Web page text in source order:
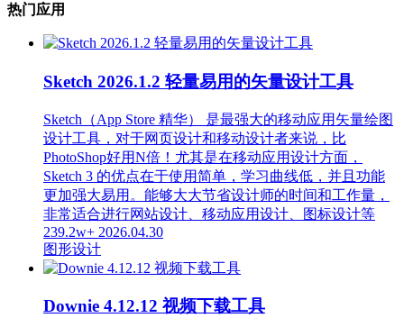
热门应用
Sketch 2026.1.2 轻量易用的矢量设计工具
Sketch（App Store 精华） 是最强大的移动应用矢量绘图
设计工具，对于网页设计和移动设计者来说，比
PhotoShop好用N倍！尤其是在移动应用设计方面，
Sketch 3 的优点在于使用简单，学习曲线低，并且功能
更加强大易用。能够大大节省设计师的时间和工作量，
非常适合进行网站设计、移动应用设计、图标设计等
239.2w+ 2026.04.30
图形设计
Downie 4.12.12 视频下载工具